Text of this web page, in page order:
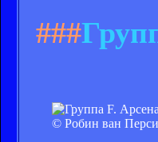
###
© Робин ван Перси